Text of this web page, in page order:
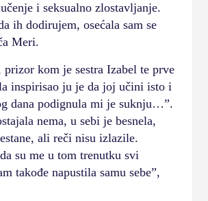
i seksualno zlostavljanje.
ih dodirujem, osećala sam se
Meri.
prizor kom je sestra Izabel te prve
inspirisao ju je da joj učini isto i
dana podignula mi je suknju…”.
nema, u sebi je besnela,
ali reči nisu izlazile.
su me u tom trenutku svi
takođe napustila samu sebe”,